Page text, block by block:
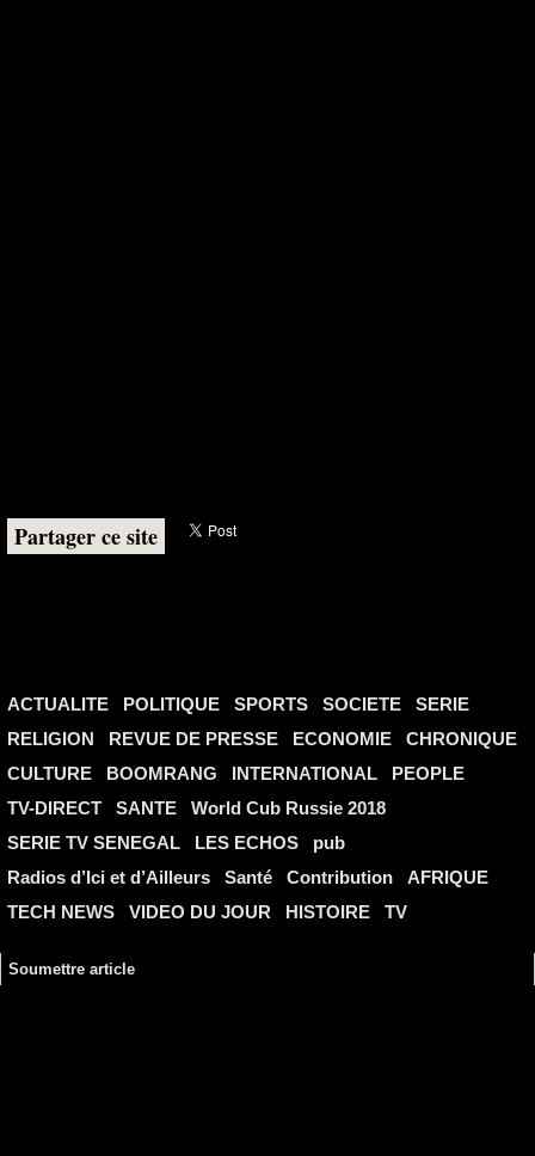
Partager ce site
ACTUALITE POLITIQUE SPORTS SOCIETE
SERIE
RELIGION
REVUE DE PRESSE ECONOMIE
CHRONIQUE
CULTURE
BOOMRANG INTERNATIONAL
PEOPLE
TV-DIRECT
SANTE
World Cub Russie 2018
SERIE TV SENEGAL
LES ECHOS
pub
Radios d’Ici et d’Ailleurs
Santé Contribution
AFRIQUE
TECH NEWS
VIDEO DU JOUR HISTOIRE TV
Soumettre article